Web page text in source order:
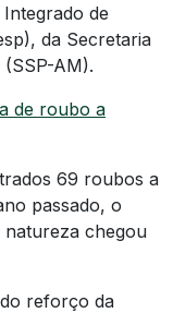
de
da Secretaria
AM).
de roubo a
69 roubos a
passado, o
natureza chegou
reforço da